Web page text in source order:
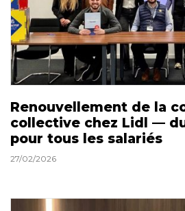
Renouvellement de la
collective chez Lidl —
pour tous les salariés
27/02/2026